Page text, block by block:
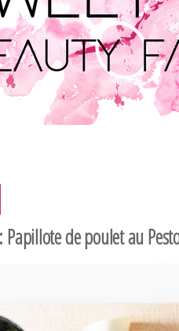
Papillote de poulet au